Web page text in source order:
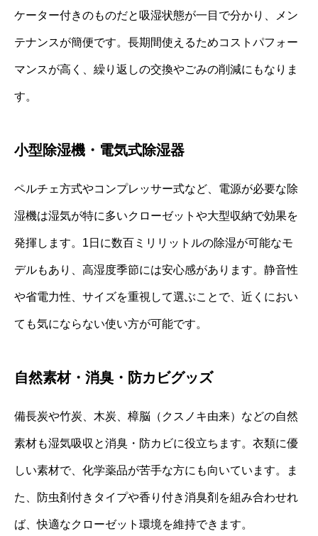
ケーター付きのものだと吸湿状態が一目で分かり、メン
テナンスが簡便です。長期間使えるためコストパフォー
マンスが高く、繰り返しの交換やごみの削減にもなりま
す。
小型除湿機・電気式除湿器
ペルチェ方式やコンプレッサー式など、電源が必要な除
湿機は湿気が特に多いクローゼットや大型収納で効果を
発揮します。1日に数百ミリリットルの除湿が可能なモ
デルもあり、高湿度季節には安心感があります。静音性
や省電力性、サイズを重視して選ぶことで、近くにおい
ても気にならない使い方が可能です。
自然素材・消臭・防カビグッズ
備長炭や竹炭、木炭、樟脳（クスノキ由来）などの自然
素材も湿気吸収と消臭・防カビに役立ちます。衣類に優
しい素材で、化学薬品が苦手な方にも向いています。ま
た、防虫剤付きタイプや香り付き消臭剤を組み合わせれ
ば、快適なクローゼット環境を維持できます。